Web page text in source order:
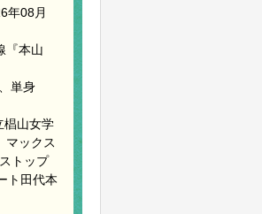
年08月
『本山
単身
椙山女学
マックス
トップ
ト田代本